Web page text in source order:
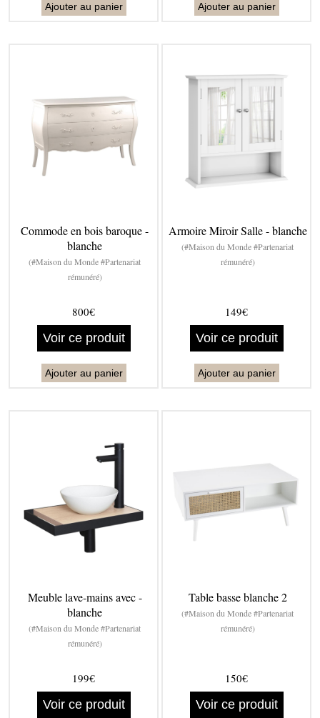
Ajouter au panier Ajouter au panier
Commode en bois baroque -
blanche
(#Maison du Monde #Partenariat
rémunéré)
800€
Voir ce produit
Ajouter au panier
Armoire Miroir Salle - blanche
(#Maison du Monde #Partenariat
rémunéré)
149€
Voir ce produit
Ajouter au panier
Meuble lave-mains avec -
blanche
(#Maison du Monde #Partenariat
rémunéré)
199€
Voir ce produit
Table basse blanche 2
(#Maison du Monde #Partenariat
rémunéré)
150€
Voir ce produit